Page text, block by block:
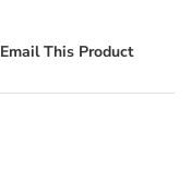
Email This Product